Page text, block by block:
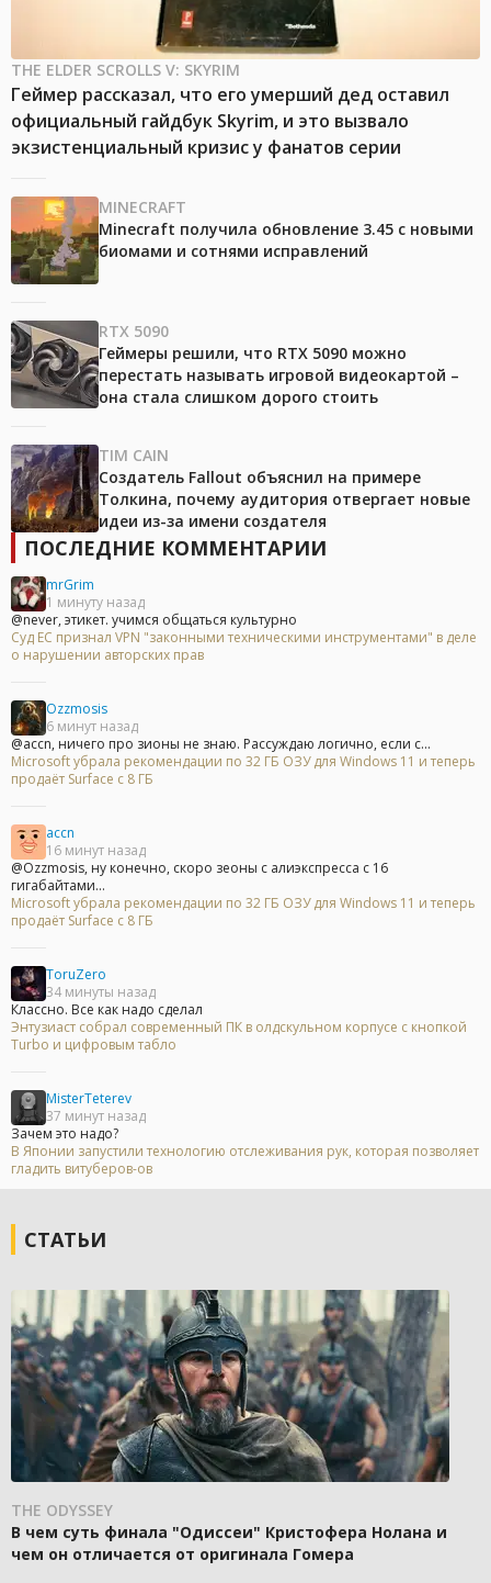
THE ELDER SCROLLS V: SKYRIM
Геймер рассказал, что его умерший дед оставил
официальный гайдбук Skyrim, и это вызвало
экзистенциальный кризис у фанатов серии
MINECRAFT
Minecraft получила обновление 3.45 с новыми
биомами и сотнями исправлений
RTX 5090
Геймеры решили, что RTX 5090 можно
перестать называть игровой видеокартой –
она стала слишком дорого стоить
TIM CAIN
Создатель Fallout объяснил на примере
Толкина, почему аудитория отвергает новые
идеи из-за имени создателя
ПОСЛЕДНИЕ КОММЕНТАРИИ
mrGrim
1 минуту назад
@never, этикет. учимся общаться культурно
Суд ЕС признал VPN "законными техническими инструментами" в деле
о нарушении авторских прав
Ozzmosis
6 минут назад
@accn, ничего про зионы не знаю. Рассуждаю логично, если с...
Microsoft убрала рекомендации по 32 ГБ ОЗУ для Windows 11 и теперь
продаёт Surface с 8 ГБ
accn
16 минут назад
@Ozzmosis, ну конечно, скоро зеоны с алиэкспресса с 16
гигабайтами...
Microsoft убрала рекомендации по 32 ГБ ОЗУ для Windows 11 и теперь
продаёт Surface с 8 ГБ
ToruZero
34 минуты назад
Классно. Все как надо сделал
Энтузиаст собрал современный ПК в олдскульном корпусе с кнопкой
Turbo и цифровым табло
MisterTeterev
37 минут назад
Зачем это надо?
В Японии запустили технологию отслеживания рук, которая позволяет
гладить витуберов-ов
СТАТЬИ
THE ODYSSEY
В чем суть финала "Одиссеи" Кристофера Нолана и
чем он отличается от оригинала Гомера